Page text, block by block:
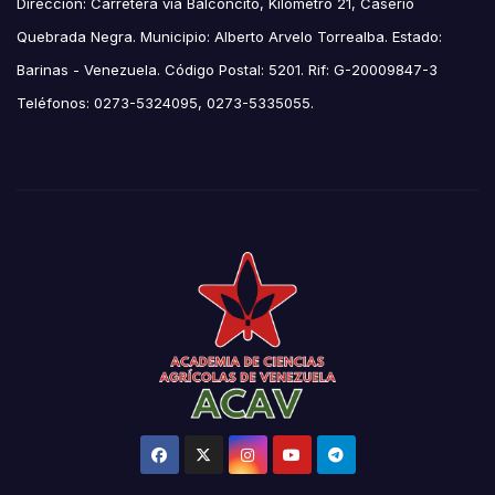
Quebrada Negra. Municipio: Alberto Arvelo Torrealba. Estado:
Barinas - Venezuela. Código Postal: 5201. Rif: G-20009847-3
Teléfonos: 0273-5324095, 0273-5335055.